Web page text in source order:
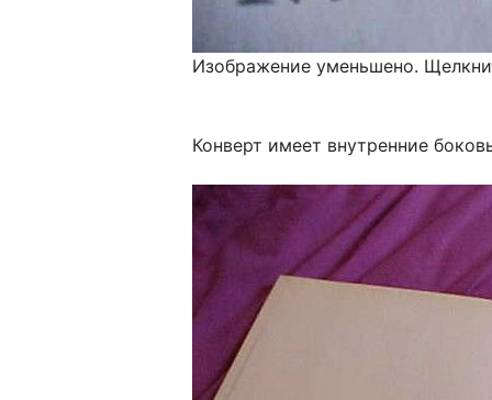
Изображение уменьшено.
Конверт имеет внутренние